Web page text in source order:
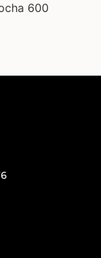
600